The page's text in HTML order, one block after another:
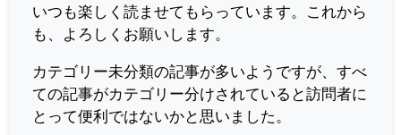
いつも楽しく読ませてもらっています。これから
も、よろしくお願いします。
カテゴリー未分類の記事が多いようですが、すべ
ての記事がカテゴリー分けされていると訪問者に
とって便利ではないかと思いました。